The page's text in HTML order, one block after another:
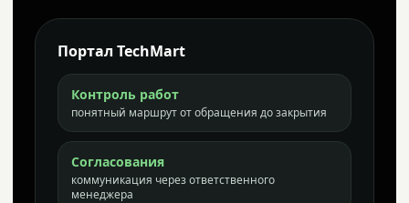
Портал TechMart
Контроль работ
понятный маршрут от обращения до закрытия
Согласования
коммуникация через ответственного
менеджера